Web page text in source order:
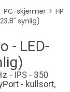
PC-skjermer>HP
synlig)
- LED-
- IPS - 350
- kullsort,